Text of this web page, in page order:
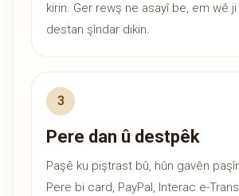
kirin. Ger rewş ne asayî be, em wê
destan şîndar dikin.
Pere dan û destpêk
Paşê ku piştrast bû, hûn gavên
Pere bi card, PayPal, Interac e-